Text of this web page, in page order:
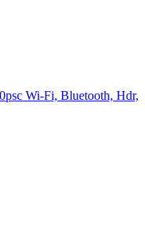
Wi-Fi, Bluetooth, Hdr,